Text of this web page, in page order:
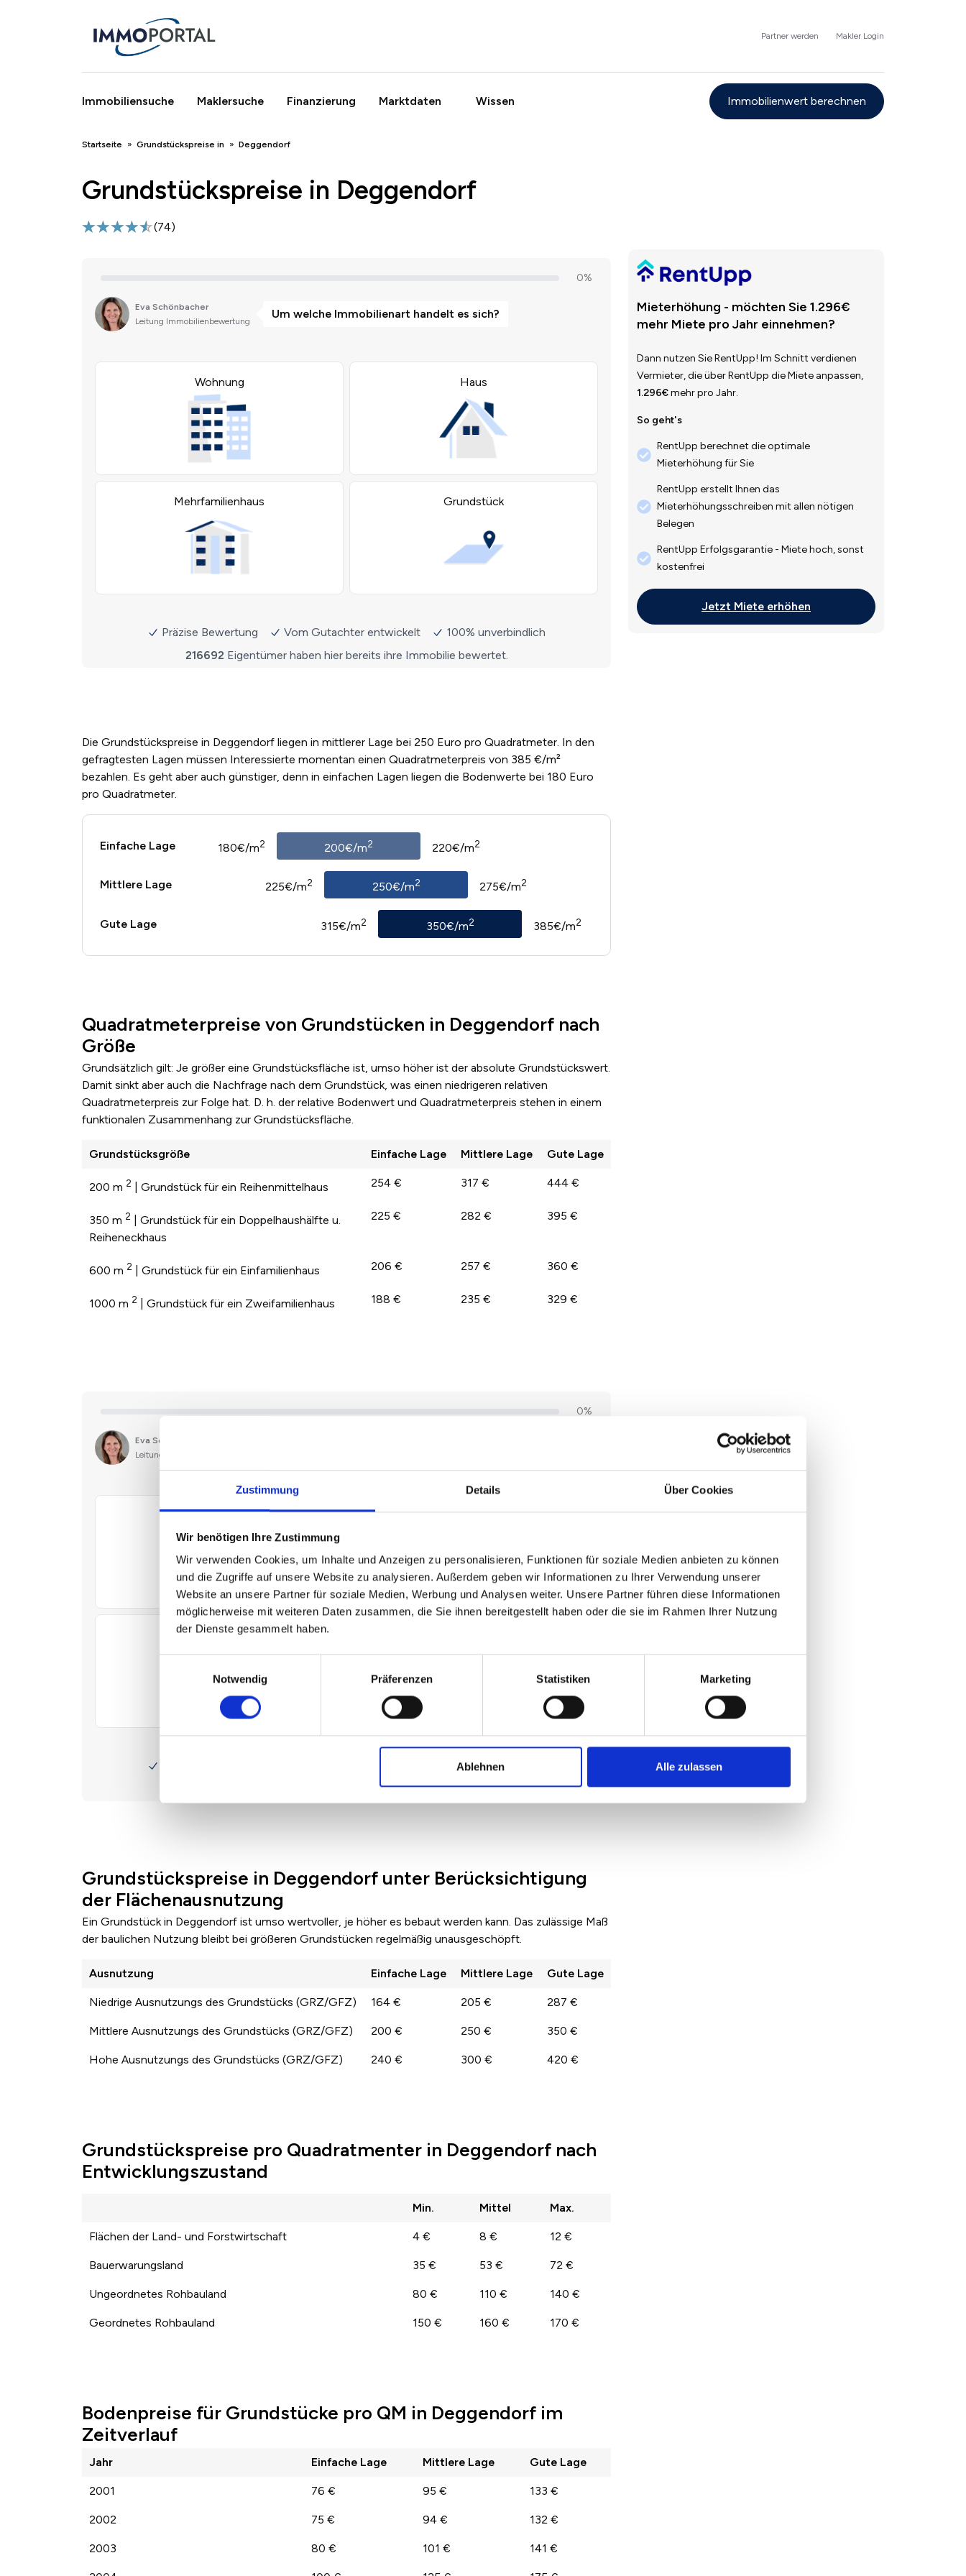
Zustimmung Details Über Cookies
Wir benötigen Ihre Zustimmung
Wir verwenden Cookies, um Inhalte und Anzeigen zu personalisieren, Funktionen für soziale Medien anbieten zu können
und die Zugriffe auf unsere Website zu analysieren. Außerdem geben wir Informationen zu Ihrer Verwendung unserer
Website an unsere Partner für soziale Medien, Werbung und Analysen weiter. Unsere Partner führen diese Informationen
möglicherweise mit weiteren Daten zusammen, die Sie ihnen bereitgestellt haben oder die sie im Rahmen Ihrer Nutzung
der Dienste gesammelt haben.
Notwendig
Präferenzen Statistiken Marketing
Ablehnen Alle zulassen
Partner werden Makler Login
Immobiliensuche Maklersuche Finanzierung Marktdaten Wissen Immobilienwert berechnen
Breadcrumb
Startseite Grundstückspreise in Deggendorf
Grundstückspreise in Deggendorf
(74)
Die Grundstückspreise in Deggendorf liegen in mittlerer Lage bei 250 Euro pro Quadratmeter. In den
gefragtesten Lagen müssen Interessierte momentan einen Quadratmeterpreis von 385 €/m²
bezahlen. Es geht aber auch günstiger, denn in einfachen Lagen liegen die Bodenwerte bei 180 Euro
pro Quadratmeter.
Einfache Lage 180€/m2 200€/m2 220€/m2
Mittlere Lage 225€/m2 250€/m2 275€/m2
Gute Lage 315€/m2 350€/m2 385€/m2
Quadratmeterpreise von Grundstücken in Deggendorf nach
Größe
Grundsätzlich gilt: Je größer eine Grundstücksfläche ist, umso höher ist der absolute Grundstückswert.
Damit sinkt aber auch die Nachfrage nach dem Grundstück, was einen niedrigeren relativen
Quadratmeterpreis zur Folge hat. D. h. der relative Bodenwert und Quadratmeterpreis stehen in einem
funktionalen Zusammenhang zur Grundstücksfläche.
Grundstücksgröße Einfache Lage Mittlere Lage Gute Lage
200 m 2 | Grundstück für ein Reihenmittelhaus 254 € 317 € 444 €
350 m 2
| Grundstück für ein Doppelhaushälfte u.
Reiheneckhaus
225 € 282 € 395 €
600 m 2 | Grundstück für ein Einfamilienhaus 206 € 257 € 360 €
1000 m 2 | Grundstück für ein Zweifamilienhaus 188 € 235 € 329 €
Grundstückspreise in Deggendorf unter Berücksichtigung
der Flächenausnutzung
Ein Grundstück in Deggendorf ist umso wertvoller, je höher es bebaut werden kann. Das zulässige Maß
der baulichen Nutzung bleibt bei größeren Grundstücken regelmäßig unausgeschöpft.
Ausnutzung Einfache Lage Mittlere Lage Gute Lage
Niedrige Ausnutzungs des Grundstücks (GRZ/GFZ) 164 € 205 € 287 €
Mittlere Ausnutzungs des Grundstücks (GRZ/GFZ) 200 € 250 € 350 €
Hohe Ausnutzungs des Grundstücks (GRZ/GFZ) 240 € 300 € 420 €
Grundstückspreise pro Quadratmenter in Deggendorf nach
Entwicklungszustand
Min. Mittel Max.
Flächen der Land- und Forstwirtschaft 4 € 8 € 12 €
Bauerwarungsland 35 € 53 € 72 €
Ungeordnetes Rohbauland 80 € 110 € 140 €
Geordnetes Rohbauland 150 € 160 € 170 €
Bodenpreise für Grundstücke pro QM in Deggendorf im
Zeitverlauf
Jahr Einfache Lage Mittlere Lage Gute Lage
2001 76 € 95 € 133 €
2002 75 € 94 € 132 €
2003 80 € 101 € 141 €
Mieterhöhung - möchten Sie 1.296€
mehr Miete pro Jahr einnehmen?
Dann nutzen Sie RentUpp! Im Schnitt verdienen
Vermieter, die über RentUpp die Miete anpassen,
1.296€mehr pro Jahr.
So geht's
RentUpp berechnet die optimale
Mieterhöhung für Sie
RentUpp erstellt Ihnen das
Mieterhöhungsschreiben mit allen nötigen
Belegen
RentUpp Erfolgsgarantie - Miete hoch, sonst
kostenfrei
Jetzt Miete erhöhen